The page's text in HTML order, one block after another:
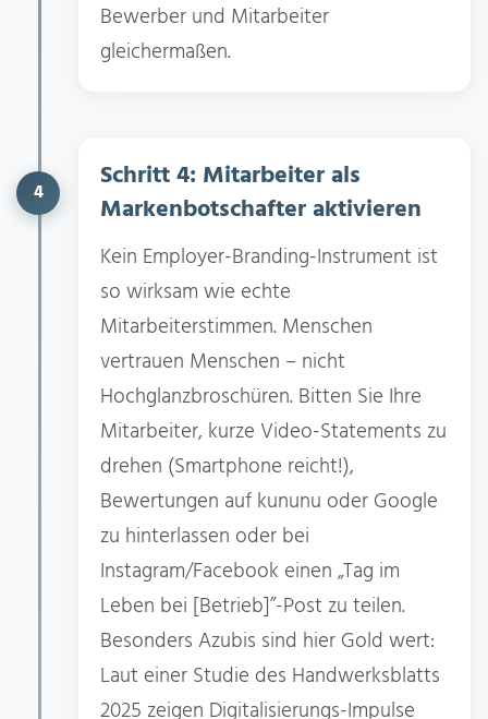
Bewerber und Mitarbeiter
gleichermaßen.
4
Schritt 4: Mitarbeiter als
Markenbotschafter aktivieren
Kein Employer-Branding-Instrument ist
so wirksam wie echte
Mitarbeiterstimmen. Menschen
vertrauen Menschen – nicht
Hochglanzbroschüren. Bitten Sie Ihre
Mitarbeiter, kurze Video-Statements zu
drehen (Smartphone reicht!),
Bewertungen auf kununu oder Google
zu hinterlassen oder bei
Instagram/Facebook einen „Tag im
Leben bei [Betrieb]”-Post zu teilen.
Besonders Azubis sind hier Gold wert:
Laut einer Studie des Handwerksblatts
2025 zeigen Digitalisierungs-Impulse